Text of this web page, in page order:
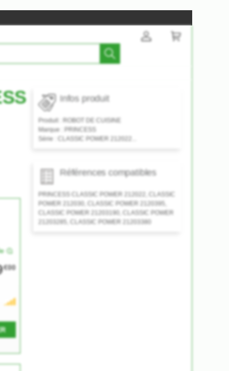
€00
Infos produit
Produit :
ROBOT DE CUISINE
Marque :
PRINCESS
Série :
CLASSIC POWER 212022...
Références compatibles
PRINCESS CLASSIC POWER 212022, CLASSIC
POWER 212030, CLASSIC POWER 2120395,
CLASSIC POWER 21203190, CLASSIC POWER
21203285, CLASSIC POWER 21203380